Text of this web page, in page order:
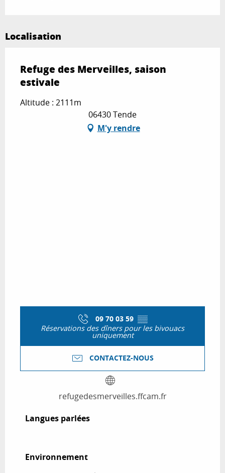
Localisation
Refuge des Merveilles, saison
estivale
Altitude : 2111m
06430 Tende
M'y rendre
09 70 03 59 ▒▒
Réservations des dîners pour les bivouacs
uniquement
CONTACTEZ-NOUS
refugedesmerveilles.ffcam.fr
Langues parlées
Langues parlées
Environnement
Environnement